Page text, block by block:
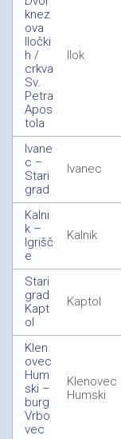
knez
ova
Iločki
h /
crkva
Sv.
Petra
Apos
tola
Ilok
Ivane
c –
Stari
grad
Ivanec
Kalni
k –
Igrišč
e
Kalnik
Stari
grad
Kapt
ol
Kaptol
Klen
ovec
Hum
ski –
burg
Vrbo
vec
Klenovec
Humski